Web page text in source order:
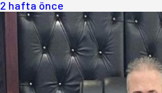
2 hafta önce